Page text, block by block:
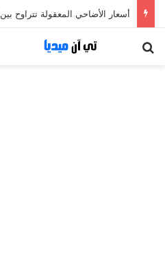
أسعار الأضاحي المعقولة تتراوح بين 1300 و1700 دينار